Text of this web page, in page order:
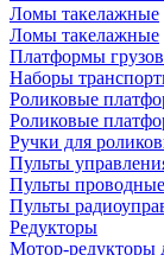
Ломы такелажные
Ломы такелажные
Платформы
Наборы
Роликовые
Роликовые
Ручки для
Пульты
Пульты проводные
Пульты
Редукторы
Мотор-редукторы